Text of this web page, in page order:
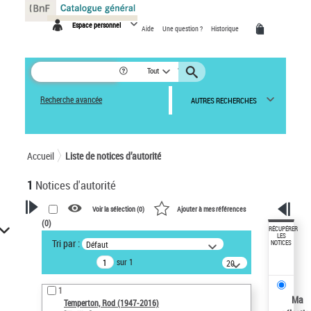
Espace personnel Aide Une question ? Historique
Tout
Recherche avancée AUTRES RECHERCHES
Accueil Liste de notices d’autorité
1 Notices d'autorité
VOTRE RECHERCHE
Recherche avancée dans les
notices d’autorité
Œuvres liées à l'auteur :
Temperton, Rod (1947-2016)
Voir la sélection (0) Ajouter à mes références
(0)
Tri par : Défaut
sur 1
20
résultats/page
1
Temperton, Rod (1947-2016)
RÉCUPÉRER
LES
NOTICES
Ma
Panneau de gestion des cookies